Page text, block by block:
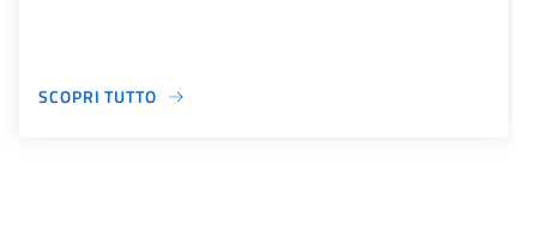
SCOPRI TUTTO